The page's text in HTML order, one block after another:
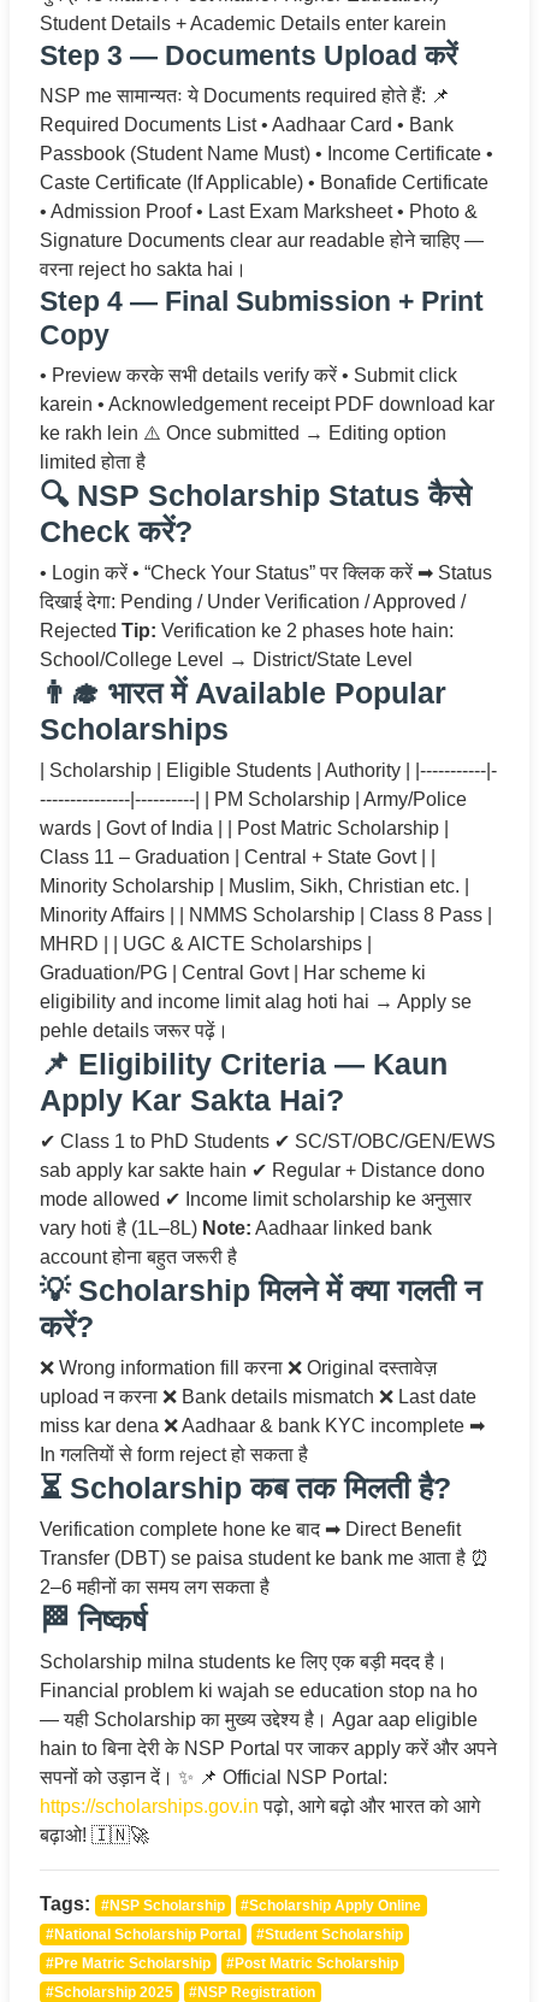
Student Details + Academic Details enter karein
Step 3 — Documents Upload करें
NSP me सामान्यतः ये Documents required होते हैं: 📌
Required Documents List • Aadhaar Card • Bank
Passbook (Student Name Must) • Income Certificate •
Caste Certificate (If Applicable) • Bonafide Certificate
• Admission Proof • Last Exam Marksheet • Photo &
Signature Documents clear aur readable होने चाहिए —
वरना reject ho sakta hai।
Step 4 — Final Submission + Print
Copy
• Preview करके सभी details verify करें • Submit click
karein • Acknowledgement receipt PDF download kar
ke rakh lein ⚠️ Once submitted → Editing option
limited होता है
🔍 NSP Scholarship Status कैसे
Check करें?
• Login करें • “Check Your Status” पर क्लिक करें ➡ Status
दिखाई देगा: Pending / Under Verification / Approved /
Rejected Tip: Verification ke 2 phases hote hain:
School/College Level → District/State Level
👨‍🎓 भारत में Available Popular
Scholarships
| Scholarship | Eligible Students | Authority | |-----------|-
---------------|----------| | PM Scholarship | Army/Police
wards | Govt of India | | Post Matric Scholarship |
Class 11 – Graduation | Central + State Govt | |
Minority Scholarship | Muslim, Sikh, Christian etc. |
Minority Affairs | | NMMS Scholarship | Class 8 Pass |
MHRD | | UGC & AICTE Scholarships |
Graduation/PG | Central Govt | Har scheme ki
eligibility and income limit alag hoti hai → Apply se
pehle details जरूर पढ़ें।
📌 Eligibility Criteria — Kaun
Apply Kar Sakta Hai?
✔ Class 1 to PhD Students ✔ SC/ST/OBC/GEN/EWS
sab apply kar sakte hain ✔ Regular + Distance dono
mode allowed ✔ Income limit scholarship ke अनुसार
vary hoti है (1L–8L) Note: Aadhaar linked bank
account होना बहुत जरूरी है
💡 Scholarship मिलने में क्या गलती न
करें?
❌ Wrong information fill करना ❌ Original दस्तावेज़
upload न करना ❌ Bank details mismatch ❌ Last date
miss kar dena ❌ Aadhaar & bank KYC incomplete ➡
In गलतियों से form reject हो सकता है
⏳ Scholarship कब तक मिलती है?
Verification complete hone ke बाद ➡ Direct Benefit
Transfer (DBT) se paisa student ke bank me आता है ⏰
2–6 महीनों का समय लग सकता है
🏁 निष्कर्ष
Scholarship milna students ke लिए एक बड़ी मदद है।
Financial problem ki wajah se education stop na ho
— यही Scholarship का मुख्य उद्देश्य है। Agar aap eligible
hain to बिना देरी के NSP Portal पर जाकर apply करें और अपने
सपनों को उड़ान दें। ✨ 📌 Official NSP Portal:
https://scholarships.gov.in पढ़ो, आगे बढ़ो और भारत को आगे
बढ़ाओ! 🇮🇳🚀
Tags: #NSP Scholarship
#Scholarship Apply Online
#National Scholarship Portal
#Student Scholarship
#Pre Matric Scholarship
#Post Matric Scholarship
#Scholarship 2025
#NSP Registration